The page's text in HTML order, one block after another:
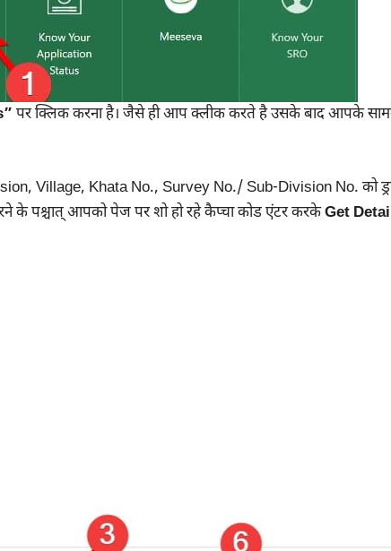
पर क्लिक करना है। जैसे ही आप क्लीक करते है उसके बाद आपके
Village, Khata No., Survey No./ Sub-Division No. को
के पश्चात् आपको पेज पर शो हो रहे कैप्चा कोड एंटर करकेGet